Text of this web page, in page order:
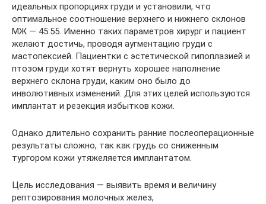
идеальных пропорциях груди и установили, что
оптимальное соотношение верхнего и нижнего склонов
МЖ — 45:55. Именно таких параметров хирург и пациент
желают достичь, проводя аугментацию груди с
мастопексией. Пациентки с эстетической гипоплазией и
птозом груди хотят вернуть хорошее наполнение
верхнего склона груди, каким оно было до
инволютивных изменений. Для этих целей используются
имплантат и резекция избытков кожи.
Однако длительно сохранить ранние послеоперационные
результаты сложно, так как грудь со сниженным
тургором кожи утяжеляется имплантатом.
Цель исследования — выявить время и величину
рептозирования молочных желез,